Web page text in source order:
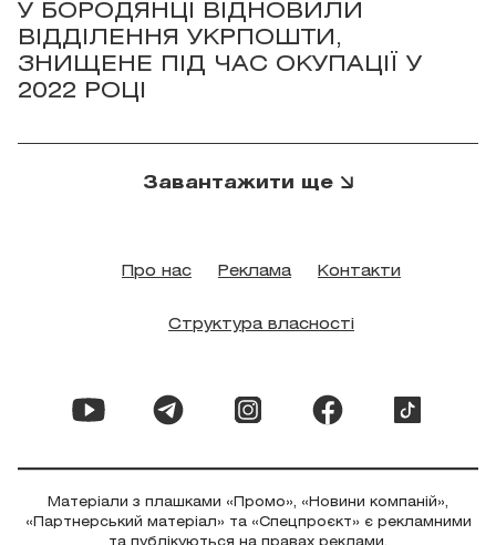
У БОРОДЯНЦІ ВІДНОВИЛИ
ВІДДІЛЕННЯ УКРПОШТИ,
ЗНИЩЕНЕ ПІД ЧАС ОКУПАЦІЇ У
2022 РОЦІ
Завантажити ще
Про нас Реклама Контакти
Структура власності
Матеріали з плашками «Промо», «Новини компаній»,
«Партнерський матеріал» та «Спецпроєкт» є рекламними
та публікуються на правах реклами.